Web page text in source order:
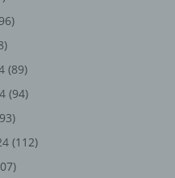
(89)
(94)
(112)